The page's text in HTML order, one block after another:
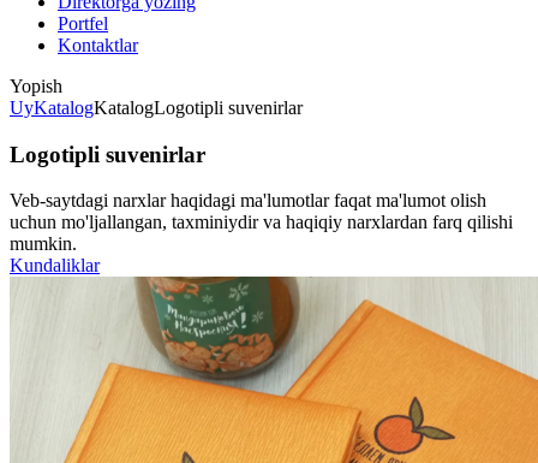
Portfel
Kontaktlar
Yopish
UyKatalogKatalogLogotipli suvenirlar
Logotipli suvenirlar
Veb-saytdagi narxlar haqidagi ma'lumotlar faqat ma'lumot olish
uchun mo'ljallangan, taxminiydir va haqiqiy narxlardan farq qilishi
mumkin.
Kundaliklar